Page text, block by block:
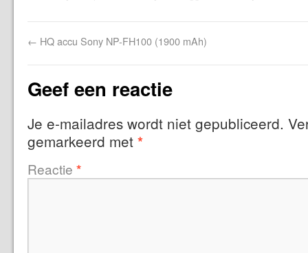
← HQ accu Sony NP-FH100 (1900 mAh)
Geef een reactie
Je e-mailadres wordt niet gepubliceerd.
gemarkeerd met *
Reactie *